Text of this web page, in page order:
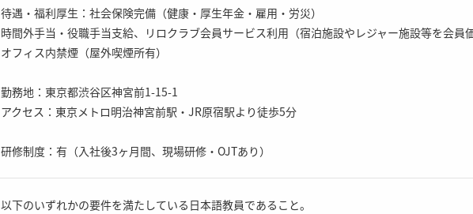
待遇・福利厚生：社会保険完備（健康・厚生年金・雇用・労災）
時間外手当・役職手当支給、リロクラブ会員サービス利用（宿泊施設やレジャー施設等を会員
オフィス内禁煙（屋外喫煙所有）
勤務地：東京都渋谷区神宮前1-15-1
アクセス：東京メトロ明治神宮前駅・JR原宿駅より徒歩5分
研修制度：有（入社後3ヶ月間、現場研修・OJTあり）
以下のいずれかの要件を満たしている日本語教員であること。